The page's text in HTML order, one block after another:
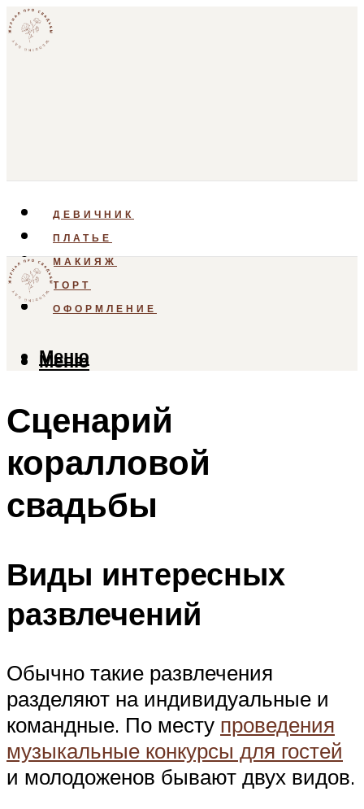
ДЕВИЧНИК
ПЛАТЬЕ
МАКИЯЖ
ТОРТ
ОФОРМЛЕНИЕ
Меню
Меню
Сценарий
коралловой
свадьбы
Виды интересных
развлечений
Обычно такие развлечения
разделяют на индивидуальные и
командные. По месту проведения
музыкальные конкурсы для гостей
и молодоженов бывают двух видов.